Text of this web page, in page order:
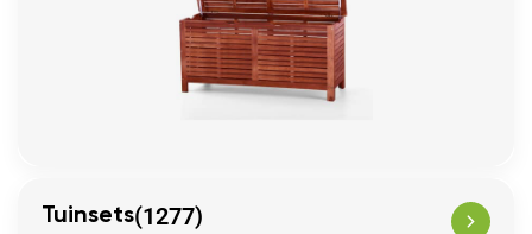
Tuinsets(1277)